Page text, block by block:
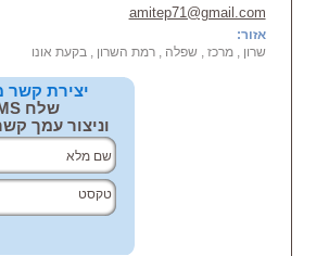
נגרות
גגות
amitep71@gmail.com
אזור:
שרון , מרכז , שפלה , רמת השרון , בקעת אונו
יצירת קשר
שלח SMS
וניצור עמך